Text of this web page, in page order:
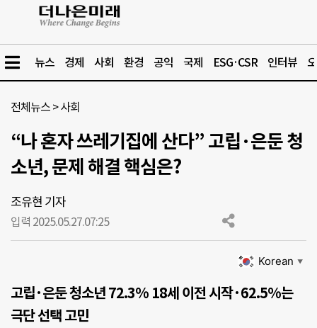
뉴스 경제 사회 환경 공익 국제 ESG·CSR 인터뷰
전체뉴스 >사회
“나 혼자 쓰레기집에 산다” 고립·은둔 청
소년, 문제 해결 핵심은?
조유현 기자
입력 2025.05.27.07:25
Korean ▼
고립·은둔 청소년 72.3% 18세 이전 시작·62.5%는
극단 선택 고민